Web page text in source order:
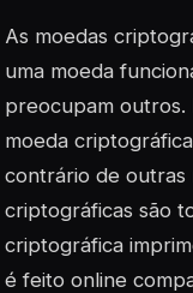
As moedas
uma moeda
preocupam outros.
moeda
contrário de outras
criptográficas são
criptográfica
é feito online